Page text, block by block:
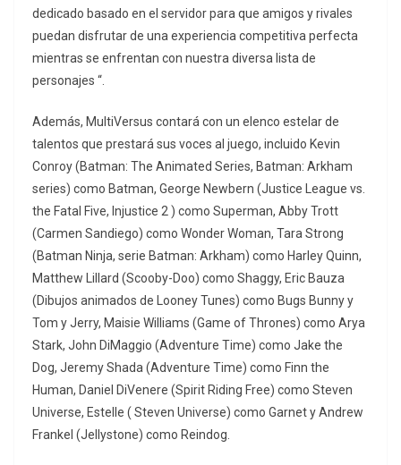
dedicado basado en el servidor para que amigos y rivales
puedan disfrutar de una experiencia competitiva perfecta
mientras se enfrentan con nuestra diversa lista de
personajes “.
Además, MultiVersus contará con un elenco estelar de
talentos que prestará sus voces al juego, incluido Kevin
Conroy (Batman: The Animated Series, Batman: Arkham
series) como Batman, George Newbern (Justice League vs.
the Fatal Five, Injustice 2 ) como Superman, Abby Trott
(Carmen Sandiego) como Wonder Woman, Tara Strong
(Batman Ninja, serie Batman: Arkham) como Harley Quinn,
Matthew Lillard (Scooby-Doo) como Shaggy, Eric Bauza
(Dibujos animados de Looney Tunes) como Bugs Bunny y
Tom y Jerry, Maisie Williams (Game of Thrones) como Arya
Stark, John DiMaggio (Adventure Time) como Jake the
Dog, Jeremy Shada (Adventure Time) como Finn the
Human, Daniel DiVenere (Spirit Riding Free) como Steven
Universe, Estelle ( Steven Universe) como Garnet y Andrew
Frankel (Jellystone) como Reindog.